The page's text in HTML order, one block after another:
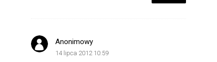
Anonimowy
14 lipca 2012 10:59